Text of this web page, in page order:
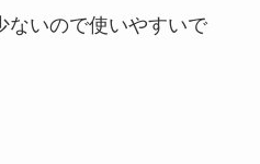
ないので使いやすいで